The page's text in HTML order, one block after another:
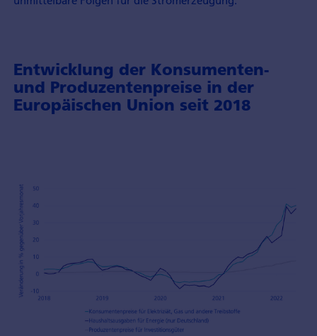
Entwicklung der Konsumenten-
und Produzentenpreise in der
Europäischen Union seit 2018